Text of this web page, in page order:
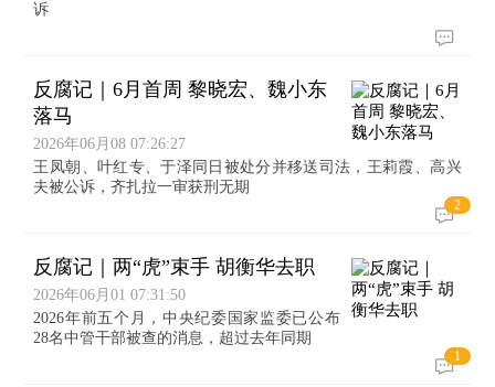
诉
反腐记｜6月首周 黎晓宏、魏小东
落马
2026年06月08 07:26:27
王凤朝、叶红专、于泽同日被处分并移送司法，王莉霞、高兴
夫被公诉，齐扎拉一审获刑无期
2
反腐记｜两“虎”束手 胡衡华去职
2026年06月01 07:31:50
2026年前五个月，中央纪委国家监委已公布
28名中管干部被查的消息，超过去年同期
1